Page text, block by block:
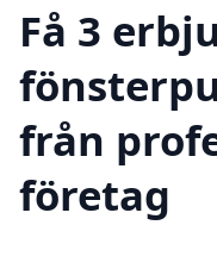
Få 3
från
företag